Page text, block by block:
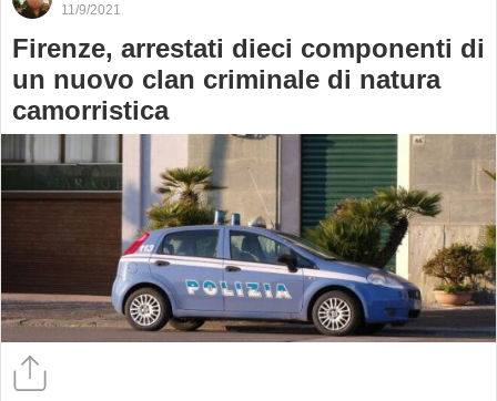
11/9/2021
Firenze, arrestati dieci componenti di
un nuovo clan criminale di natura
camorristica